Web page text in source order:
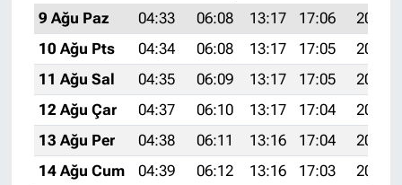
9 Ağu Paz
04:33 06:08 13:17 17:06
20:16
10 Ağu Pts
04:34 06:08 13:17 17:05
20:15
11 Ağu Sal
04:35 06:09 13:17 17:05
20:14
12 Ağu Çar
04:37 06:10 13:17 17:04
20:13
13 Ağu Per
04:38 06:11 13:16 17:04
20:12
14 Ağu Cum
04:39 06:12 13:16 17:03
20:10